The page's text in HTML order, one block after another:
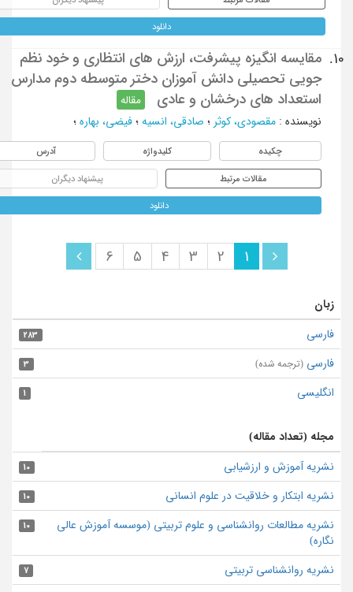
دانلود
10.
مقایسه انگیزه پیشرفت، ارزش های انتظاری و خود نظم
جویی تحصیلی دانش آموزان دختر متوسطه دوم مدارس
استعداد های درخشان و عادی
مقاله
نویسنده: مقصودی، کوثر؛ صادقی، انسیه؛ فیضی، بهاره؛
چکیده کلیدواژه آدرس
مقالات مرتبط پیشنهاد دیگران
دانلود
1
2
3
4
5
6
زبان
فارسی 283
فارسی (ترجمه شده) 3
انگلیسی
مجله (تعداد مقاله)
نشریه آموزش و ارزشیابی 10
نشریه ابتکار و خلاقیت در علوم انسانی 10
نشریه مطالعات روانشناسی و علوم تربیتی (موسسه آموزش عالی
نگاره)
10
نشریه روانشناسی تربیتی 7